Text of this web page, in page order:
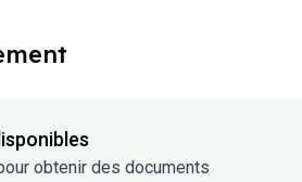
obtenir des documents